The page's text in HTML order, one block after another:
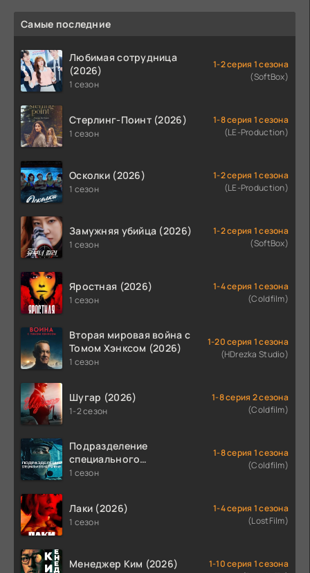
Самые последние
Любимая сотрудница
(2026)
1 сезон
1-2 серия 1 сезона
(SoftBox)
Стерлинг-Поинт (2026)
1 сезон
1-8 серия 1 сезона
(LE-Production)
Осколки (2026)
1 сезон
1-2 серия 1 сезона
(LE-Production)
Замужняя убийца (2026)
1 сезон
1-2 серия 1 сезона
(SoftBox)
Яростная (2026)
1 сезон
1-4 серия 1 сезона
(Coldfilm)
Вторая мировая война с
Томом Хэнксом (2026)
1 сезон
1-20 серия 1 сезона
(HDrezka Studio)
Шугар (2026)
1-2 сезон
1-8 серия 2 сезона
(Coldfilm)
Подразделение
специального
назначения (2026)
1 сезон
1-8 серия 1 сезона
(Coldfilm)
Лаки (2026)
1 сезон
1-4 серия 1 сезона
(LostFilm)
Менеджер Ким (2026)
1-10 серия 1 сезона